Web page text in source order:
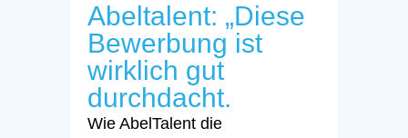
Abeltalent: „Diese
Bewerbung ist
wirklich gut
durchdacht.
Wie AbelTalent die